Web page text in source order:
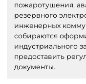
пожаротушения,
резервного
инженерных
собираются
индустриального
предоставить
документы.